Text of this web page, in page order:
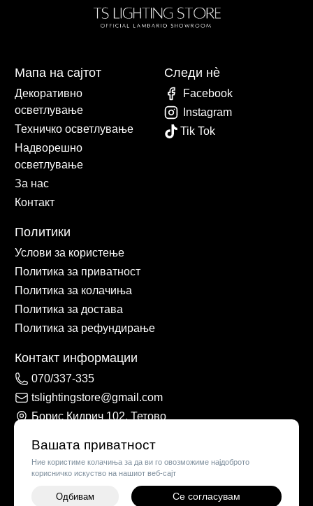
Вашата приватност
Ние користиме колачиња за да ви го овозможиме најдоброто
корисничко искуство на нашиот веб-сајт
Одбивам Се согласувам +
Мапа на сајтот
Декоративно
осветлување
Техничко осветлување
Надворешно
осветлување
За нас
Контакт
Политики
Услови за користење
Политика за приватност
Политика за колачиња
Политика за достава
Политика за рефундирање
Контакт информации
070/337-335
tslightingstore@gmail.com
Борис Кидрич 102, Тетово
Следи нè
Facebook
Instagram
Tik Tok